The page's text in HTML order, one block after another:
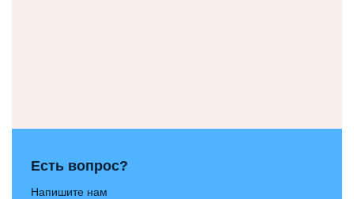
Есть вопрос?
Напишите нам